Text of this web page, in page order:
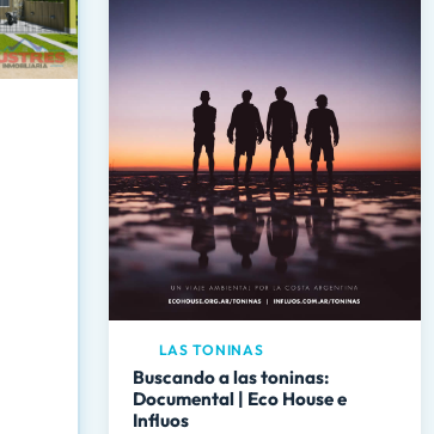
LAS TONINAS
Buscando a las toninas:
Documental | Eco House e
Influos